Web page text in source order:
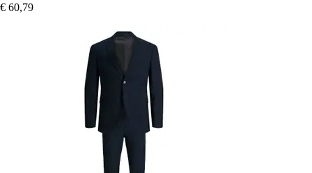
€ 60,79